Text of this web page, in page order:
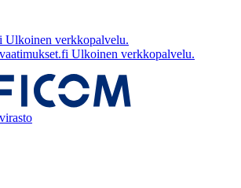
Ulkoinen verkkopalvelu.
Ulkoinen verkkopalvelu.